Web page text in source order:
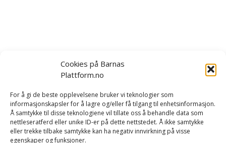
Cookies på Barnas
Plattform.no
For å gi de beste opplevelsene bruker vi teknologier som
informasjonskapsler for å lagre og/eller få tilgang til enhetsinformasjon.
Å samtykke til disse teknologiene vil tillate oss å behandle data som
nettleseratferd eller unike ID-er på dette nettstedet. Å ikke samtykke
eller trekke tilbake samtykke kan ha negativ innvirkning på visse
egenskaper og funksjoner.
Tilbakemeldinger| Rapport/forskning|Kontakt oss
Vi er opptatt av å håndtere dine personopplysninger på